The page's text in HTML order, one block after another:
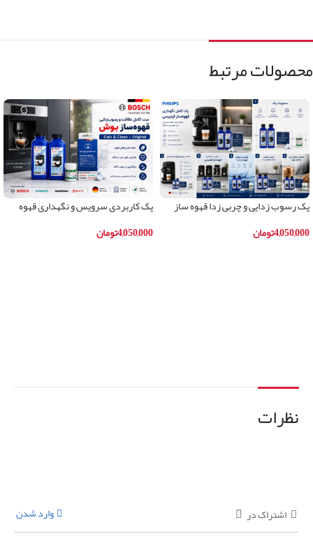
محصولات مرتبط
پک رسوب زدایی و چربی زدا قهوه ساز
4,050,000تومان
پک کاربردی سرویس و نگهداری قهوه
4,050,000تومان
نظرات
اشتراک در وارد شدن